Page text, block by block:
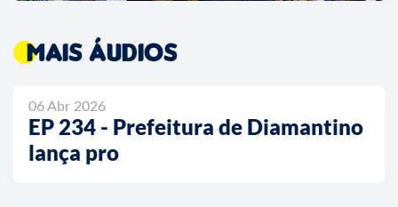
Mais áudios
06 Abr 2026
EP 234 - Prefeitura de Diamantino
lança pro